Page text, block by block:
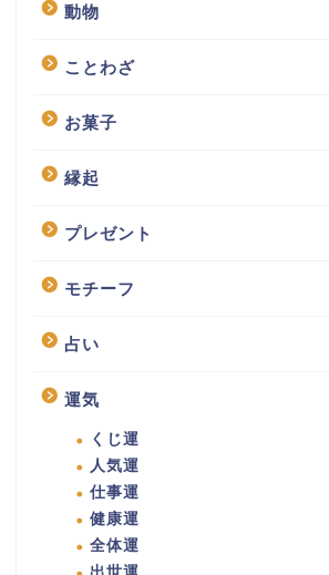
動物
ことわざ
お菓子
縁起
プレゼント
モチーフ
占い
運気
くじ運
人気運
仕事運
健康運
全体運